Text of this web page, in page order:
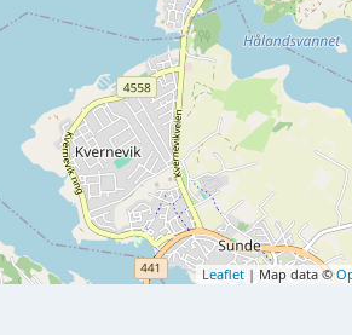
Leaflet| Map data ©